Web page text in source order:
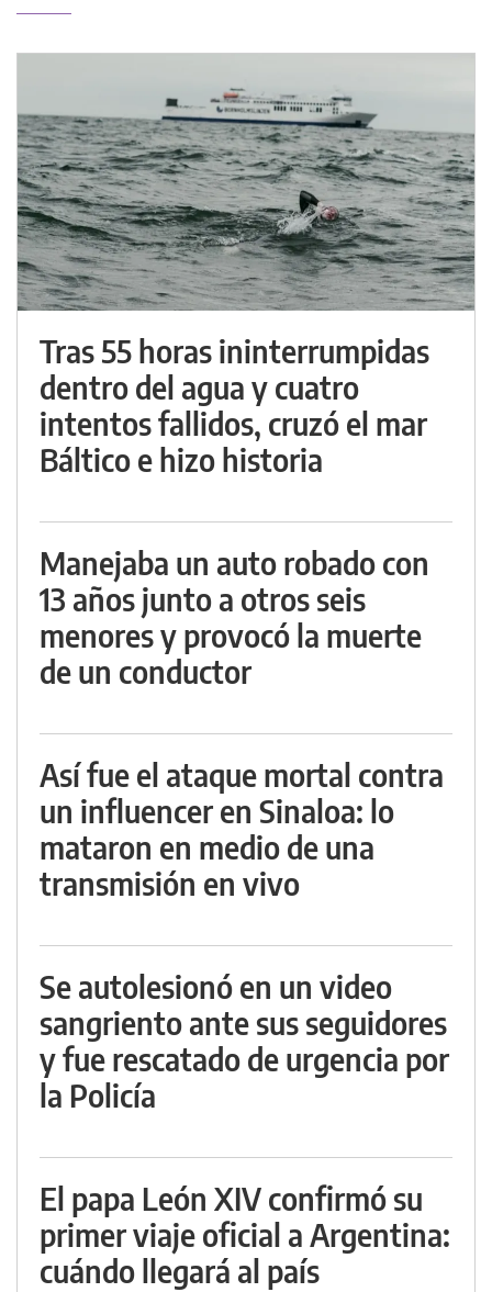
Tras 55 horas ininterrumpidas
dentro del agua y cuatro
intentos fallidos, cruzó el mar
Báltico e hizo historia
Manejaba un auto robado con
13 años junto a otros seis
menores y provocó la muerte
de un conductor
Así fue el ataque mortal contra
un influencer en Sinaloa: lo
mataron en medio de una
transmisión en vivo
Se autolesionó en un video
sangriento ante sus seguidores
y fue rescatado de urgencia por
la Policía
El papa León XIV confirmó su
primer viaje oficial a Argentina:
cuándo llegará al país